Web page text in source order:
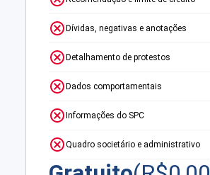
Dívidas, negativas e anotações
Detalhamento de protestos
Dados comportamentais
Informações do SPC
Quadro societário e administrativo